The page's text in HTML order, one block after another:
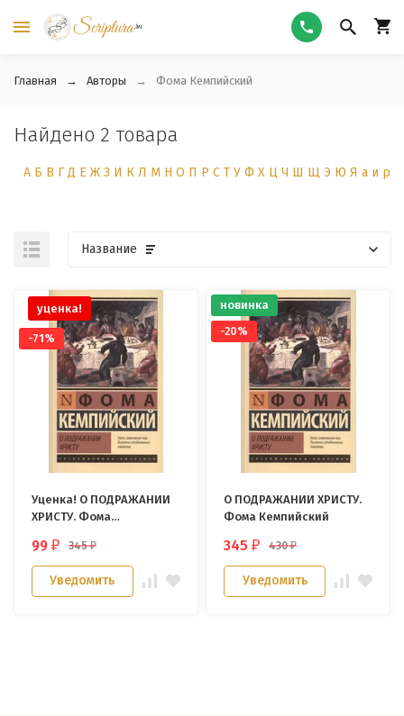
Главная Авторы Фома Кемпийский
Найдено 2 товара
А Б В Г Д Е Ж З И К Л М Н О П Р С Т У Ф Х Ц Ч Ш Щ Э Ю Я а и р
Название
уценка!
-71%
Уценка! О ПОДРАЖАНИИ
ХРИСТУ. Фома
99₽ 345₽
Уведомить
новинка
-20%
О ПОДРАЖАНИИ ХРИСТУ.
Фома Кемпийский
345₽ 430₽
Уведомить